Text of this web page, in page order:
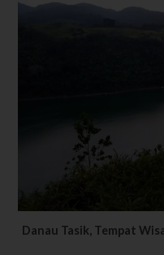
Danau Tasik, Tempat